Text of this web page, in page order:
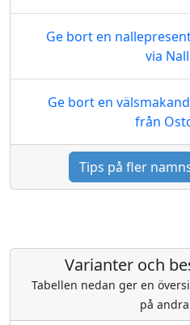
Ge bort en
via
Ge bort en
från
Tips på fler
Varianter och
Tabellen nedan ger en
på